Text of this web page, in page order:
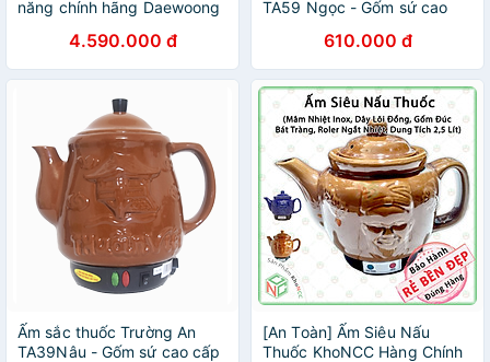
năng chính hãng Daewoong
4.590.000 đ
TA59 Ngọc - Gốm sứ cao
610.000 đ
Ấm sắc thuốc Trường An
TA39Nâu - Gốm sứ cao cấp
[An Toàn] Ấm Siêu Nấu
Thuốc KhoNCC Hàng Chính